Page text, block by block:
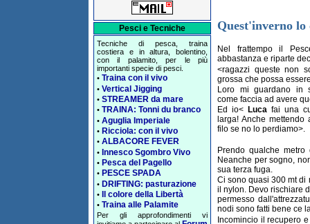
Pesci e Tecniche
Tecniche di pesca, traina
costiera e in altura, bolentino,
con il palamito, per le più
importanti specie di pesci.
• Traina con il vivo
• Vertical Jigging
• STREAMER da mare
• TRAINA: Tonni du branco
• Aguglia Imperiale
• Ricciola: con il vivo
• ALBACORE FEVER
• Innesco Sgombro Vivo
• Pesca del Pagello
• PESCE SPADA
• DRIFTING: pasturazione
• Il colore della Libertà
• Traina alle Palamite
Per gli approfondimenti vi
Quest'inverno lo
Nel frattempo il
abbastanza e riparte
<ragazzi queste non
grossa che possa
Loro mi guardano in
come faccia ad avere
Ed io< Luca fai una
larga! Anche
filo se no lo perdiamo>.
Prendo qualche
Neanche per sogno,
sua terza fuga.
Ci sono quasi 300 mt di
il nylon. Devo rischiare
permesso
nodi sono fatti bene ce
Incomincio il recupero